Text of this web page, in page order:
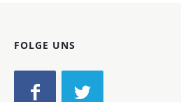
FOLGE UNS